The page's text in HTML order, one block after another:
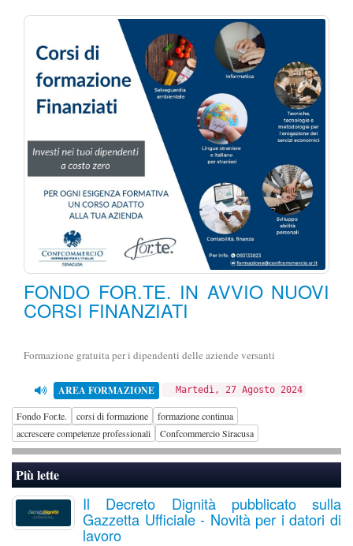
FONDO FOR.TE. IN AVVIO NUOVI
CORSI FINANZIATI
Formazione gratuita per i dipendenti delle aziende versanti
AREA FORMAZIONE Martedì, 27 Agosto 2024
Fondo For.te. corsi di formazione
formazione continua
accrescere competenze professionali
Confcommercio Siracusa
Più lette
Il Decreto Dignità pubblicato sulla
Gazzetta Ufficiale - Novità per i datori di
lavoro